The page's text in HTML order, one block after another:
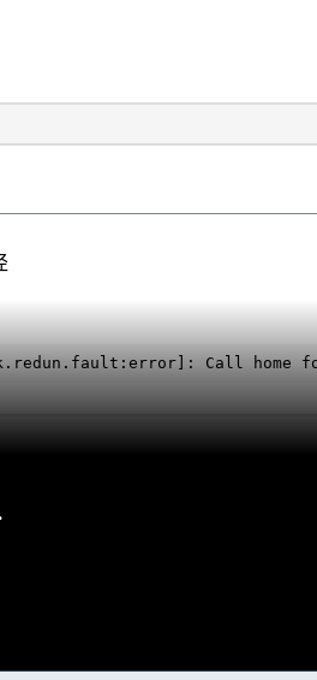
Call home for